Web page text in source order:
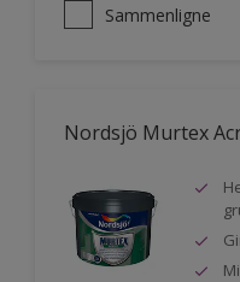
Sammenligne
Nordsjö Murtex